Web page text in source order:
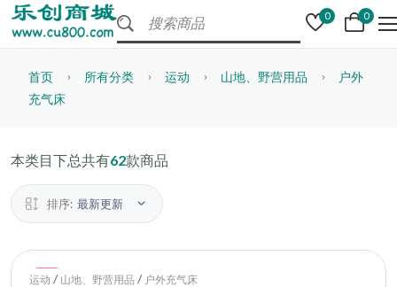
0 0
首页 所有分类 运动 山地、野营用品
户外
充气床
本类目下总共有62款商品
排序: 最新更新
Hot
运动 / 山地、野营用品 / 户外充气床